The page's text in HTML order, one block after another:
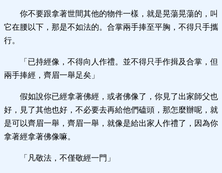
你不要跟拿著世間其他的物件一樣，就是晃蕩晃蕩的，叫
它在腰以下，那是不如法的。合掌兩手捧至平胸，不得只手攜
行。
「已持經像，不得向人作禮。並不得只手作揖及合掌，但
兩手捧經，齊眉一舉足矣」
假如說你已經拿著佛經，或者佛像了，你見了出家師父也
好，見了其他也好，不必要去再給他們磕頭，那怎麼辦呢，就
是可以齊眉一舉，齊眉一舉，就像是給出家人作禮了，因為你
拿著經拿著佛像嘛。
「凡敬法，不僅敬經一門」